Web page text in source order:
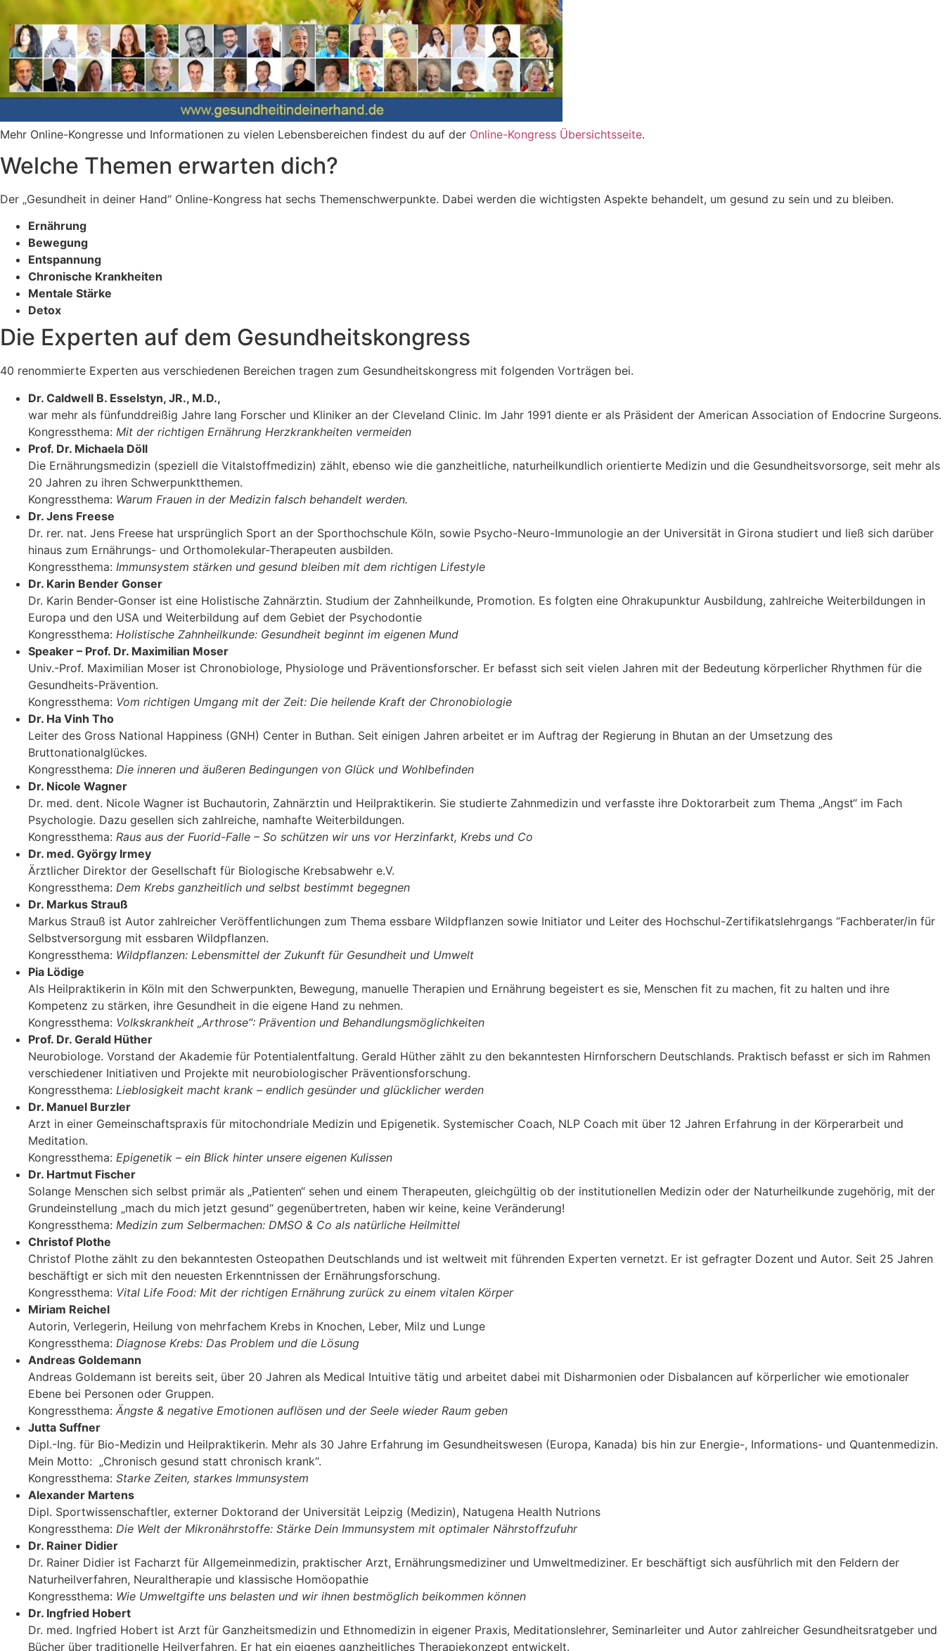
Mehr Online-Kongresse und Informationen zu vielen Lebensbereichen findest du auf der Online-Kongress Übersichtsseite.
Welche Themen erwarten dich?
Der „Gesundheit in deiner Hand“ Online-Kongress hat sechs Themenschwerpunkte. Dabei werden die wichtigsten Aspekte behandelt, um gesund zu sein und zu bleiben.
Ernährung
Bewegung
Entspannung
Chronische Krankheiten
Mentale Stärke
Detox
Die Experten auf dem Gesundheitskongress
40 renommierte Experten aus verschiedenen Bereichen tragen zum Gesundheitskongress mit folgenden Vorträgen bei.
Dr. Caldwell B. Esselstyn, JR., M.D.,
war mehr als fünfunddreißig Jahre lang Forscher und Kliniker an der Cleveland Clinic. Im Jahr 1991 diente er als Präsident der American Association of Endocrine Surgeons.
Kongressthema: Mit der richtigen Ernährung Herzkrankheiten vermeiden
Prof. Dr. Michaela Döll
Die Ernährungsmedizin (speziell die Vitalstoffmedizin) zählt, ebenso wie die ganzheitliche, naturheilkundlich orientierte Medizin und die Gesundheitsvorsorge, seit mehr als
20 Jahren zu ihren Schwerpunktthemen.
Kongressthema: Warum Frauen in der Medizin falsch behandelt werden.
Dr. Jens Freese
Dr. rer. nat. Jens Freese hat ursprünglich Sport an der Sporthochschule Köln, sowie Psycho-Neuro-Immunologie an der Universität in Girona studiert und ließ sich darüber
hinaus zum Ernährungs- und Orthomolekular-Therapeuten ausbilden.
Kongressthema: Immunsystem stärken und gesund bleiben mit dem richtigen Lifestyle
Dr. Karin Bender Gonser
Dr. Karin Bender-Gonser ist eine Holistische Zahnärztin. Studium der Zahnheilkunde, Promotion. Es folgten eine Ohrakupunktur Ausbildung, zahlreiche Weiterbildungen in
Europa und den USA und Weiterbildung auf dem Gebiet der Psychodontie
Kongressthema: Holistische Zahnheilkunde: Gesundheit beginnt im eigenen Mund
Speaker – Prof. Dr. Maximilian Moser
Univ.-Prof. Maximilian Moser ist Chronobiologe, Physiologe und Präventionsforscher. Er befasst sich seit vielen Jahren mit der Bedeutung körperlicher Rhythmen für die
Gesundheits-Prävention.
Kongressthema: Vom richtigen Umgang mit der Zeit: Die heilende Kraft der Chronobiologie
Dr. Ha Vinh Tho
Leiter des Gross National Happiness (GNH) Center in Buthan. Seit einigen Jahren arbeitet er im Auftrag der Regierung in Bhutan an der Umsetzung des
Bruttonationalglückes.
Kongressthema: Die inneren und äußeren Bedingungen von Glück und Wohlbefinden
Dr. Nicole Wagner
Dr. med. dent. Nicole Wagner ist Buchautorin, Zahnärztin und Heilpraktikerin. Sie studierte Zahnmedizin und verfasste ihre Doktorarbeit zum Thema „Angst“ im Fach
Psychologie. Dazu gesellen sich zahlreiche, namhafte Weiterbildungen.
Kongressthema: Raus aus der Fuorid-Falle – So schützen wir uns vor Herzinfarkt, Krebs und Co
Dr. med. György Irmey
Ärztlicher Direktor der Gesellschaft für Biologische Krebsabwehr e.V.
Kongressthema: Dem Krebs ganzheitlich und selbst bestimmt begegnen
Dr. Markus Strauß
Markus Strauß ist Autor zahlreicher Veröffentlichungen zum Thema essbare Wildpflanzen sowie Initiator und Leiter des Hochschul-Zertifikatslehrgangs “Fachberater/in für
Selbstversorgung mit essbaren Wildpflanzen.
Kongressthema: Wildpflanzen: Lebensmittel der Zukunft für Gesundheit und Umwelt
Pia Lödige
Als Heilpraktikerin in Köln mit den Schwerpunkten, Bewegung, manuelle Therapien und Ernährung begeistert es sie, Menschen fit zu machen, fit zu halten und ihre
Kompetenz zu stärken, ihre Gesundheit in die eigene Hand zu nehmen.
Kongressthema: Volkskrankheit „Arthrose“: Prävention und Behandlungsmöglichkeiten
Prof. Dr. Gerald Hüther
Neurobiologe. Vorstand der Akademie für Potentialentfaltung. Gerald Hüther zählt zu den bekanntesten Hirnforschern Deutschlands. Praktisch befasst er sich im Rahmen
verschiedener Initiativen und Projekte mit neurobiologischer Präventionsforschung.
Kongressthema: Lieblosigkeit macht krank – endlich gesünder und glücklicher werden
Dr. Manuel Burzler
Arzt in einer Gemeinschaftspraxis für mitochondriale Medizin und Epigenetik. Systemischer Coach, NLP Coach mit über 12 Jahren Erfahrung in der Körperarbeit und
Meditation.
Kongressthema: Epigenetik – ein Blick hinter unsere eigenen Kulissen
Dr. Hartmut Fischer
Solange Menschen sich selbst primär als „Patienten“ sehen und einem Therapeuten, gleichgültig ob der institutionellen Medizin oder der Naturheilkunde zugehörig, mit der
Grundeinstellung „mach du mich jetzt gesund“ gegenübertreten, haben wir keine, keine Veränderung!
Kongressthema: Medizin zum Selbermachen: DMSO & Co als natürliche Heilmittel
Christof Plothe
Christof Plothe zählt zu den bekanntesten Osteopathen Deutschlands und ist weltweit mit führenden Experten vernetzt. Er ist gefragter Dozent und Autor. Seit 25 Jahren
beschäftigt er sich mit den neuesten Erkenntnissen der Ernährungsforschung.
Kongressthema: Vital Life Food: Mit der richtigen Ernährung zurück zu einem vitalen Körper
Miriam Reichel
Autorin, Verlegerin, Heilung von mehrfachem Krebs in Knochen, Leber, Milz und Lunge
Kongressthema: Diagnose Krebs: Das Problem und die Lösung
Andreas Goldemann
Andreas Goldemann ist bereits seit, über 20 Jahren als Medical Intuitive tätig und arbeitet dabei mit Disharmonien oder Disbalancen auf körperlicher wie emotionaler
Ebene bei Personen oder Gruppen.
Kongressthema: Ängste & negative Emotionen auflösen und der Seele wieder Raum geben
Jutta Suffner
Dipl.-Ing. für Bio-Medizin und Heilpraktikerin. Mehr als 30 Jahre Erfahrung im Gesundheitswesen (Europa, Kanada) bis hin zur Energie-, Informations- und Quantenmedizin.
Mein Motto: „Chronisch gesund statt chronisch krank“.
Kongressthema: Starke Zeiten, starkes Immunsystem
Alexander Martens
Dipl. Sportwissenschaftler, externer Doktorand der Universität Leipzig (Medizin), Natugena Health Nutrions
Kongressthema: Die Welt der Mikronährstoffe: Stärke Dein Immunsystem mit optimaler Nährstoffzufuhr
Dr. Rainer Didier
Dr. Rainer Didier ist Facharzt für Allgemeinmedizin, praktischer Arzt, Ernährungsmediziner und Umweltmediziner. Er beschäftigt sich ausführlich mit den Feldern der
Naturheilverfahren, Neuraltherapie und klassische Homöopathie
Kongressthema: Wie Umweltgifte uns belasten und wir ihnen bestmöglich beikommen können
Dr. Ingfried Hobert
Dr. med. Ingfried Hobert ist Arzt für Ganzheitsmedizin und Ethnomedizin in eigener Praxis, Meditationslehrer, Seminarleiter und Autor zahlreicher Gesundheitsratgeber und
Bücher über traditionelle Heilverfahren. Er hat ein eigenes ganzheitliches Therapiekonzept entwickelt.